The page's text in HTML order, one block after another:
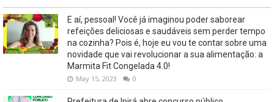
E aí, pessoal! Você já imaginou poder saborear
refeições deliciosas e saudáveis ​​sem perder tempo
na cozinha? Pois é, hoje eu vou te contar sobre uma
novidade que vai revolucionar a sua alimentação: a
Marmita Fit Congelada 4.0!
May 15, 2023 0